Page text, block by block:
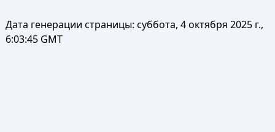
Дата генерации страницы: суббота, 4 октября 2025 г.,
6:03:45 GMT